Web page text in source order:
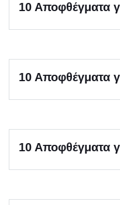
10 Αποφθέγματα
10 Αποφθέγματα
10 Αποφθέγματα